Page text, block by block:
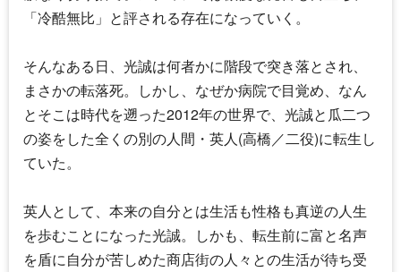
「冷酷無比」と評される存在になっていく。
そんなある日、光誠は何者かに階段で突き落とされ、
まさかの転落死。しかし、なぜか病院で目覚め、なん
とそこは時代を遡った2012年の世界で、光誠と瓜二つ
の姿をした全くの別の人間・英人(高橋／二役)に転生し
ていた。
英人として、本来の自分とは生活も性格も真逆の人生
を歩むことになった光誠。しかも、転生前に富と名声
を盾に自分が苦しめた商店街の人々との生活が待ち受